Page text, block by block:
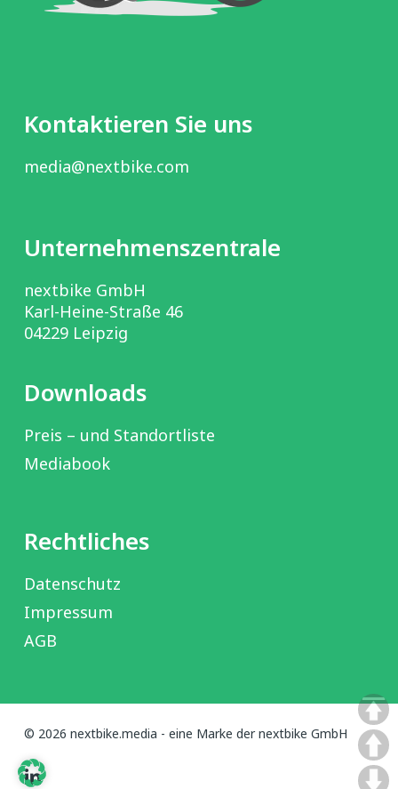
Kontaktieren Sie uns
media@nextbike.com
Unternehmenszentrale
nextbike GmbH
Karl-Heine-Straße 46
04229 Leipzig
Downloads
Preis – und Standortliste
Mediabook
Rechtliches
Datenschutz
Impressum
AGB
© 2026 nextbike.media - eine Marke der nextbike GmbH
linkedin